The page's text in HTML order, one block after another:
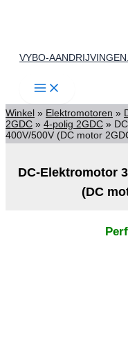
VYBO-
Winkel » Elektromotoren »
2GDC » 4-polig 2GDC »
400V/500V (DC motor
DC-Elektromotor
(DC